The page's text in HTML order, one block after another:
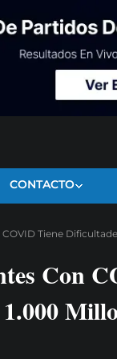
CONTACTO
Tiene
Con